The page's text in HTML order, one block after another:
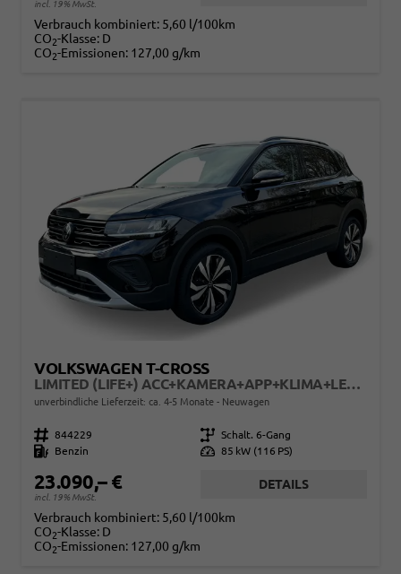
incl. 19% MwSt.
Verbrauch kombiniert: 5,60 l/100km
CO2-Klasse: D
CO2-Emissionen: 127,00 g/km
VOLKSWAGEN T-CROSS
LIMITED (LIFE+) ACC+KAMERA+APP+KLIMA+LED+17'' ALU
unverbindliche Lieferzeit: ca. 4-5 Monate Neuwagen
Fahrzeugnr. 844229 Getriebe Schalt. 6-Gang
Kraftstoff
Benzin Leistung 85 kW (116 PS)
23.090,– €
incl. 19% MwSt.
DETAILS
Verbrauch kombiniert: 5,60 l/100km
CO2-Klasse: D
CO2-Emissionen: 127,00 g/km